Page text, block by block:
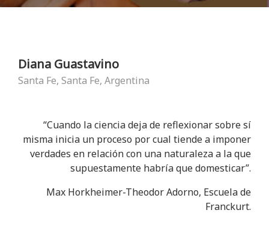
Diana Guastavino
Santa Fe, Santa Fe, Argentina
“Cuando la ciencia deja de reflexionar sobre sí
misma inicia un proceso por cual tiende a imponer
verdades en relación con una naturaleza a la que
supuestamente habría que domesticar”.
Max Horkheimer-Theodor Adorno, Escuela de
Franckurt.